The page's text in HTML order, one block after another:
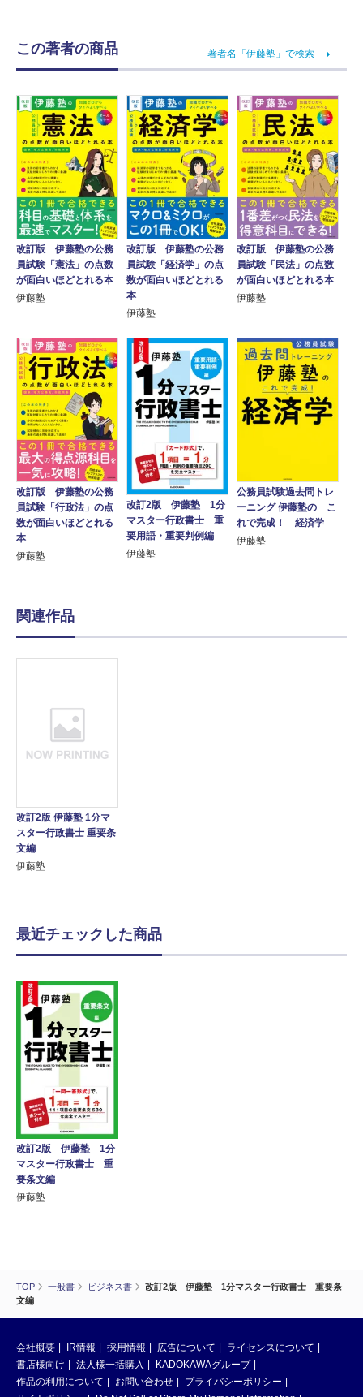
TOP 一般書 ビジネス書
改訂2版 伊藤塾 1分マスター行政書士 重要条
文編
この著者の商品 著者名「伊藤塾」で検索
改訂版 伊藤塾の公務
員試験「憲法」の点数
が面白いほどとれる本
伊藤塾
改訂版 伊藤塾の公務
員試験「経済学」の点
数が面白いほどとれる
本
伊藤塾
改訂版 伊藤塾の公務
員試験「民法」の点数
が面白いほどとれる本
伊藤塾
改訂版 伊藤塾の公務
員試験「行政法」の点
数が面白いほどとれる
本
伊藤塾
改訂2版 伊藤塾 1分
マスター行政書士 重
要用語・重要判例編
伊藤塾
公務員試験過去問トレ
ーニング 伊藤塾の こ
れで完成！ 経済学
伊藤塾
関連作品
改訂2版 伊藤塾 1分マ
スター行政書士 重要条
文編
伊藤塾
最近チェックした商品
改訂2版 伊藤塾 1分
マスター行政書士 重
要条文編
伊藤塾
会社概要 IR情報 採用情報 広告について
ライセンスについて
書店様向け
法人様一括購入
KADOKAWAグループ
作品の利用について
お問い合わせ
プライバシーポリシー